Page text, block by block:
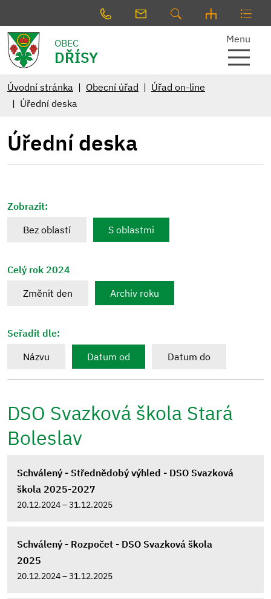
OBEC
DŘÍSY
Menu
Úvodní stránka Obecní úřad
Úřad on-line
Úřední deska
Úřední deska
Zobrazit:
Bez oblastí
S oblastmi
Celý rok 2024
Změnit den
Archiv roku
Seřadit dle:
Názvu
Datum od Datum do
DSO Svazková škola Stará
Boleslav
Schválený - Střednědobý výhled - DSO Svazková
škola 2025-2027
20.12.2024 – 31.12.2025
Schválený - Rozpočet - DSO Svazková škola
2025
20.12.2024 – 31.12.2025